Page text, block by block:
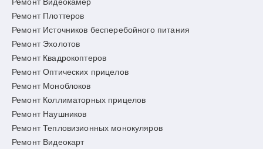
Ремонт Плоттеров
Ремонт Источников бесперебойного питания
Ремонт Эхолотов
Ремонт Квадрокоптеров
Ремонт Оптических прицелов
Ремонт Моноблоков
Ремонт Коллиматорных прицелов
Ремонт Наушников
Ремонт Тепловизионных монокуляров
Ремонт Видеокарт